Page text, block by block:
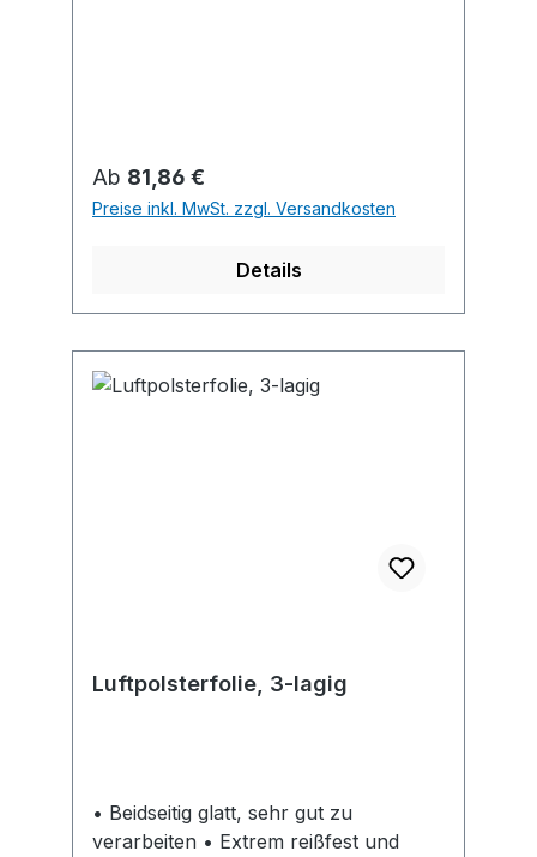
Regulärer Preis:
Ab 81,86 €
Preise inkl. MwSt. zzgl. Versandkosten
Details
Luftpolsterfolie, 3-lagig
• Beidseitig glatt, sehr gut zu
verarbeiten • Extrem reißfest und